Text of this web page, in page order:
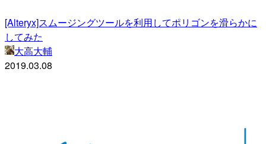
[Alteryx]スムージングツールを利用してポリゴンを滑らかに
してみた
大高大輔
2019.03.08